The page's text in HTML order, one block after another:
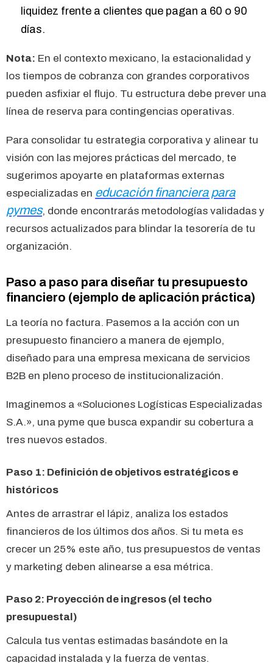
liquidez frente a clientes que pagan a 60 o 90
días.
Nota: En el contexto mexicano, la estacionalidad y
los tiempos de cobranza con grandes corporativos
pueden asfixiar el flujo. Tu estructura debe prever una
línea de reserva para contingencias operativas.
Para consolidar tu estrategia corporativa y alinear tu
visión con las mejores prácticas del mercado, te
sugerimos apoyarte en plataformas externas
especializadas en educación financiera para
pymes, donde encontrarás metodologías validadas y
recursos actualizados para blindar la tesorería de tu
organización.
Paso a paso para diseñar tu presupuesto
financiero (ejemplo de aplicación práctica)
La teoría no factura. Pasemos a la acción con un
presupuesto financiero a manera de ejemplo,
diseñado para una empresa mexicana de servicios
B2B en pleno proceso de institucionalización.
Imaginemos a «Soluciones Logísticas Especializadas
S.A.», una pyme que busca expandir su cobertura a
tres nuevos estados.
Paso 1: Definición de objetivos estratégicos e
históricos
Antes de arrastrar el lápiz, analiza los estados
financieros de los últimos dos años. Si tu meta es
crecer un 25% este año, tus presupuestos de ventas
y marketing deben alinearse a esa métrica.
Paso 2: Proyección de ingresos (el techo
presupuestal)
Calcula tus ventas estimadas basándote en la
capacidad instalada y la fuerza de ventas.